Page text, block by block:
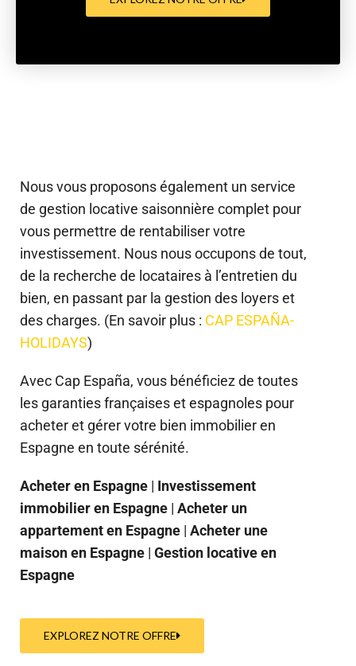
Nous vous proposons également un service
de gestion locative saisonnière complet pour
vous permettre de rentabiliser votre
investissement. Nous nous occupons de tout,
de la recherche de locataires à l’entretien du
bien, en passant par la gestion des loyers et
des charges. (En savoir plus : CAP ESPAÑA-
HOLIDAYS)
Avec Cap España, vous bénéficiez de toutes
les garanties françaises et espagnoles pour
acheter et gérer votre bien immobilier en
Espagne en toute sérénité.
Acheter en Espagne | Investissement
immobilier en Espagne | Acheter un
appartement en Espagne | Acheter une
maison en Espagne | Gestion locative en
Espagne
EXPLOREZ NOTRE OFFRE